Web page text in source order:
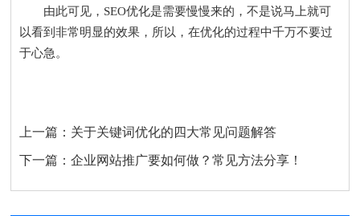
由此可见，SEO优化是需要慢慢来的，不是说马上就可
以看到非常明显的效果，所以，在优化的过程中千万不要过
于心急。
上一篇： 关于关键词优化的四大常见问题解答
下一篇：企业网站推广要如何做？常见方法分享！